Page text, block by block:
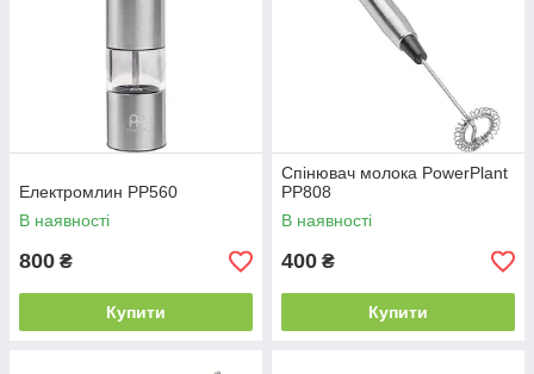
Електромлин PP560
В наявності
800 ₴
Купити
Спінювач молока PowerPlant
PP808
В наявності
400 ₴
Купити